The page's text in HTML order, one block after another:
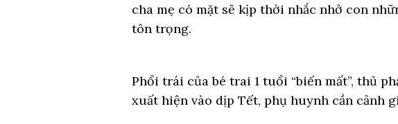
cha mẹ có mặt sẽ kịp thời nhắc nhở con
tôn trọng.
Phổi trái của bé trai 1 tuổi “biến mất”, thủ
xuất hiện vào dịp Tết, phụ huynh cần cảnh